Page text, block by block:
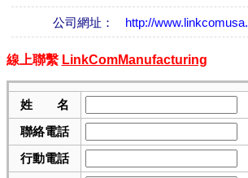
公司網址： http://
線上聯繫 LinkComManufacturing
姓 名
聯絡電話
行動電話